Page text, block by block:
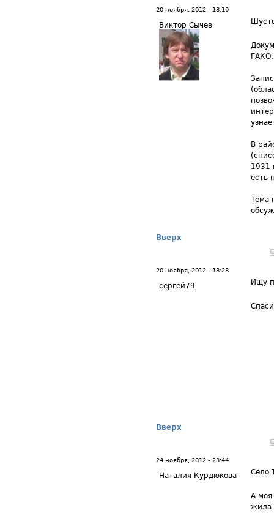
20 ноября, 2012 - 18:10
Виктор Сычев
ГАКО.
В
1931
есть
Тема
Вверх
20 ноября, 2012 - 18:28
сергей79 Ищу
Вверх
24 ноября, 2012 - 23:44
Наталия Курдюкова Село
А моя
жила